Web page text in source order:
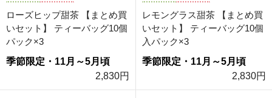
ローズヒップ甜茶 【まとめ買
いセット】 ティーバッグ10個
パック×3
季節限定・11月～5月頃
2,830円
レモングラス甜茶 【まとめ買
いセット】 ティーバッグ10個
入パック×3
季節限定・11月～5月頃
2,830円